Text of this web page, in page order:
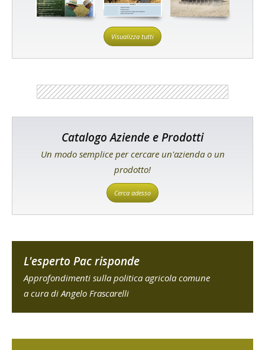
Visualizza tutti
Catalogo Aziende e Prodotti
Un modo semplice per cercare un'azienda o un
prodotto!
Cerca adesso
L'esperto Pac risponde
Approfondimenti sulla politica agricola comune
a cura di Angelo Frascarelli